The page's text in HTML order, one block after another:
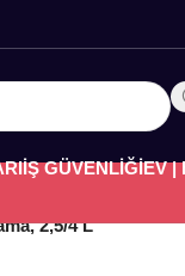
İŞ GÜVENLİĞİEV |
2,5/4 L